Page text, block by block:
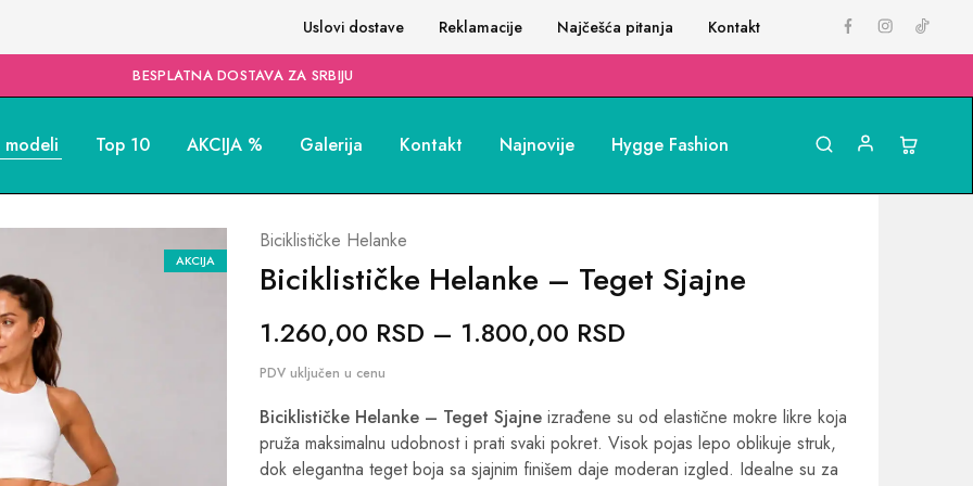
Uslovi dostave Reklamacije Najčešća pitanja Kontakt
BESPLATNA DOSTAVA ZA SRBIJU
modeli Top 10 AKCIJA % Galerija Kontakt Najnovije Hygge Fashion
AKCIJA
Biciklističke Helanke
Biciklističke Helanke – Teget Sjajne
1.260,00 RSD – 1.800,00 RSD
Biciklističke Helanke – Teget Sjajne izrađene su od elastične mokre likre koja
pruža maksimalnu udobnost i prati svaki pokret. Visok pojas lepo oblikuje struk,
dok elegantna teget boja sa sjajnim finišem daje moderan izgled. Idealne su za